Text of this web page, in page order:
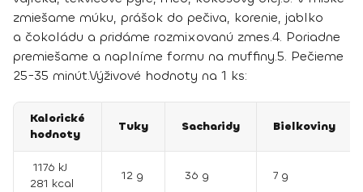
zmiešame múku, prášok do pečiva, korenie, jablko
a čokoládu a pridáme rozmixovanú zmes.4. Poriadne
premiešame a naplníme formu na muffiny.5. Pečieme
25-35 minút.Výživové hodnoty na 1 ks:
Kalorické
hodnoty
Tuky Sacharidy Bielkoviny
1176 kJ
281 kcal
12 g 36 g 7 g